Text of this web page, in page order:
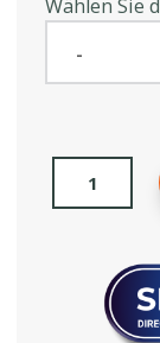
Wählen Sie